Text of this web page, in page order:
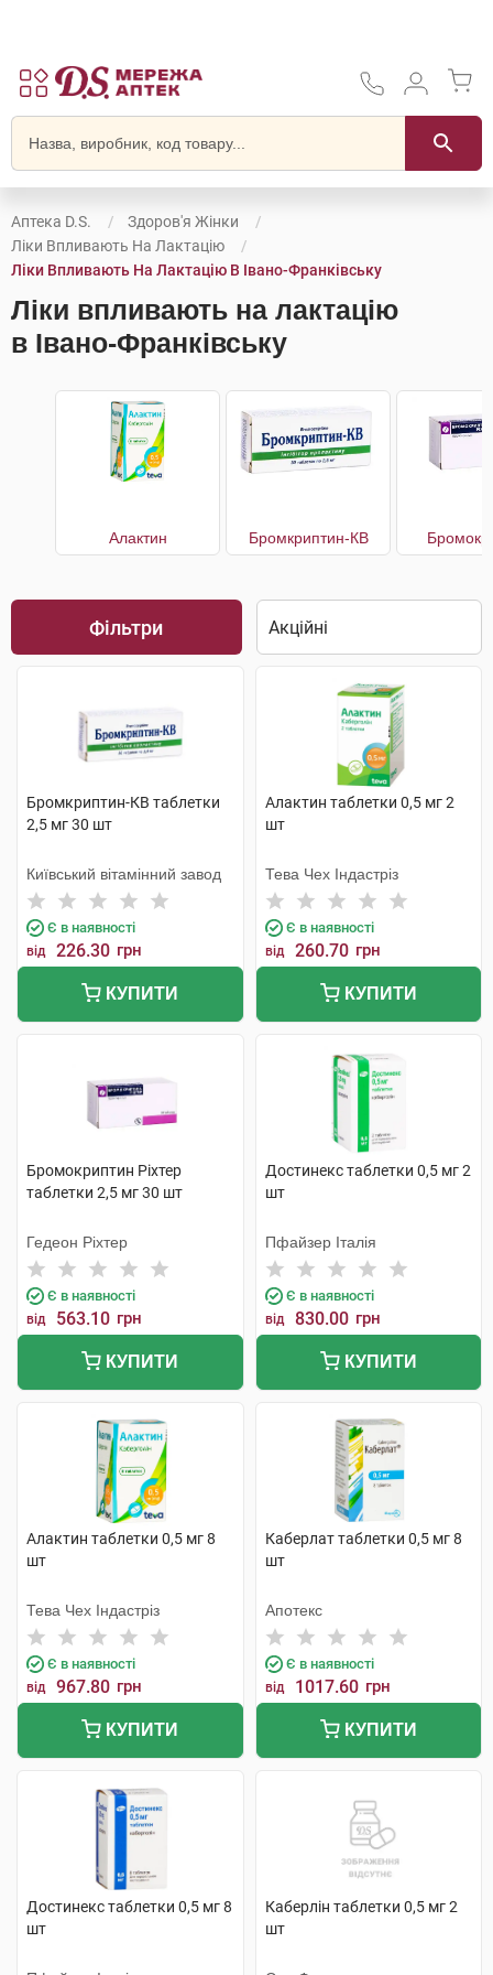
Аптека D.S.
Здоров'я Жінки
Ліки Впливають На Лактацію
Ліки Впливають На Лактацію В Івано-Франківську
Ліки впливають на лактацію
в Івано-Франківську
Алактин Бромкриптин-КВ
Фільтри
Бромкриптин-КВ таблетки
2,5 мг 30 шт
Київський вітамінний завод
Є в наявності
від 226.30 грн
КУПИТИ
Алактин таблетки 0,5 мг 2
шт
Тева Чех Індастріз
Є в наявності
від 260.70 грн
КУПИТИ
Бромокриптин Ріхтер
таблетки 2,5 мг 30 шт
Гедеон Ріхтер
Є в наявності
від 563.10 грн
КУПИТИ
Достинекс таблетки 0,5 мг 2
шт
Пфайзер Італія
Є в наявності
від 830.00 грн
КУПИТИ
Алактин таблетки 0,5 мг 8
шт
Тева Чех Індастріз
Є в наявності
від 967.80 грн
КУПИТИ
Каберлат таблетки 0,5 мг 8
шт
Апотекс
Є в наявності
від 1017.60 грн
КУПИТИ
Достинекс таблетки 0,5 мг 8
шт
Каберлін таблетки 0,5 мг 2
шт